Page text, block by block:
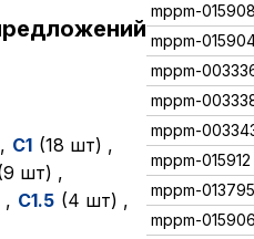
, C1 (18 шт) ,
шт) ,
, C1.5 (4 шт) ,
mppm-015908
mppm-
mppm-
mppm-
mppm-
mppm-015912
mppm-013795
mppm-015906